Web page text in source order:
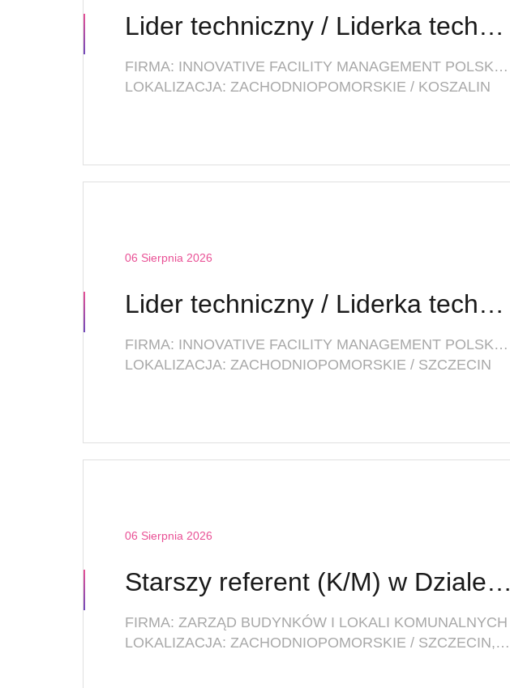
Lider techniczny / Liderka techniczna
FIRMA: INNOVATIVE FACILITY MANAGEMENT POLSKA SP. Z O. O.
LOKALIZACJA: ZACHODNIOPOMORSKIE / KOSZALIN
06 Sierpnia 2026
Lider techniczny / Liderka techniczna
FIRMA: INNOVATIVE FACILITY MANAGEMENT POLSKA SP. Z O. O.
LOKALIZACJA: ZACHODNIOPOMORSKIE / SZCZECIN
06 Sierpnia 2026
Starszy referent (K/M) w Dziale Windykacji i Regulacji Stanów Prawnych Zasobów Mieszkalnych
FIRMA: ZARZĄD BUDYNKÓW I LOKALI KOMUNALNYCH
LOKALIZACJA: ZACHODNIOPOMORSKIE / SZCZECIN, UL. MARIACKA 25